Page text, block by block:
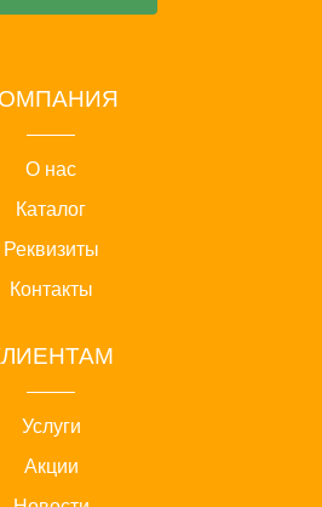
О нас
Каталог
Реквизиты
Контакты
Услуги
Акции